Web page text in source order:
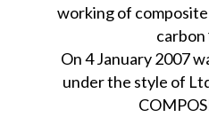
working of composite
carbon
On 4 January 2007
under the style of